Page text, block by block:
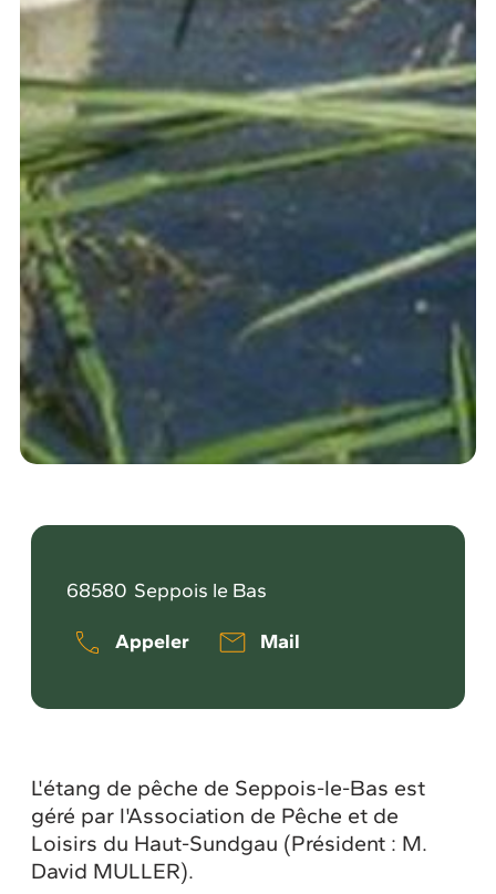
68580 Seppois le Bas
Appeler Mail
L'étang de pêche de Seppois-le-Bas est
géré par l'Association de Pêche et de
Loisirs du Haut-Sundgau (Président : M.
David MULLER).